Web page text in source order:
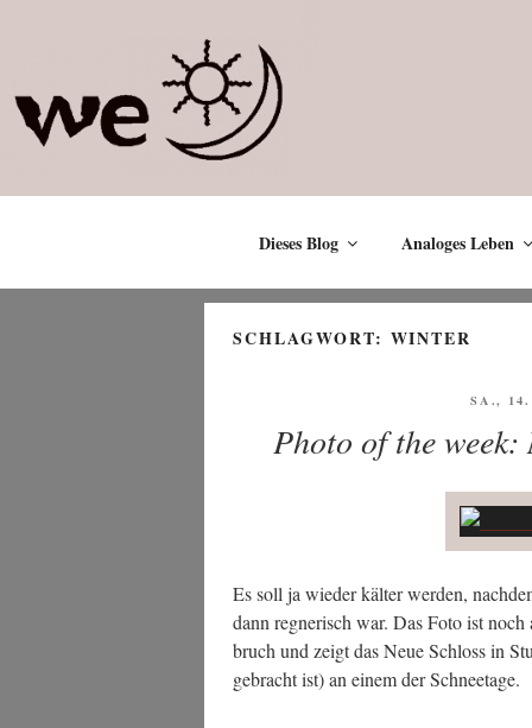
Dieses Blog Analoges Leben
SCHLAGWORT: WINTER
SA., 14.
Photo of the week:
Es soll ja wie­der käl­ter wer­den,
dann reg­ne­risch war. Das Foto ist
bruch und zeigt das Neue Schloss in
ge­bracht ist) an einem der Schneetage.